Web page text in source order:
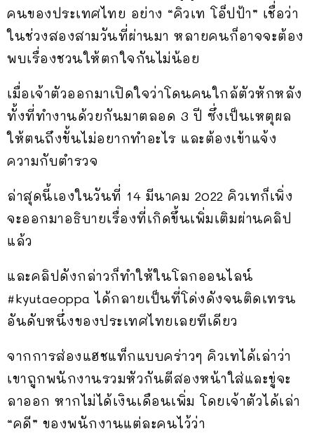
คนของประเทศไทย อย่าง “คิวเท โอ็ปป้า” เชื่อว่า
ในช่วงสองสามวันที่ผ่านมา หลายคนก็อาจจะต้อง
พบเรื่องชวนให้ตกใจกันไม่น้อย
เมื่อเจ้าตัวออกมาเปิดใจว่าโดนคนใกล้ตัวหักหลัง
ทั้งที่ทำงานด้วยกันมาตลอด 3 ปี ซึ่งเป็นเหตุผล
ให้ตนถึงขั้นไม่อยากทำอะไร และต้องเข้าแจ้ง
ความกับตำรวจ
ล่าสุดนี้เองในวันที่ 14 มีนาคม 2022 คิวเทก็เพิ่ง
จะออกมาอธิบายเรื่องที่เกิดขึ้นเพิ่มเติมผ่านคลิป
แล้ว
และคลิปดังกล่าวก็ทำให้ในโลกออนไลน์
#kyutaeoppa ได้กลายเป็นที่โด่งดังจนติดเทรน
อันดับหนึ่งของประเทศไทยเลยทีเดียว
จากการส่องแฮชแท็กแบบคร่าวๆ คิวเทได้เล่าว่า
เขาถูกพนักงานรวมหัวกันตีสองหน้าใส่และขู่จะ
ลาออก หากไม่ได้เงินเดือนเพิ่ม โดยเจ้าตัวได้เล่า
“คดี” ของพนักงานแต่ละคนไว้ว่า